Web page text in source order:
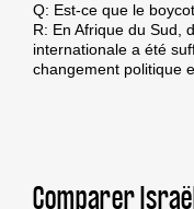
Q: Est-ce que le
R: En Afrique du Sud,
internationale a été
changement politique
Comparer